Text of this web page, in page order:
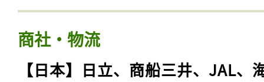
商社・物流
【日本】日立、商船三井、JAL、